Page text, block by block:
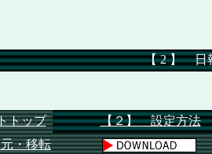
【 2 】 日
トップ
【２】 設定方法
・移転